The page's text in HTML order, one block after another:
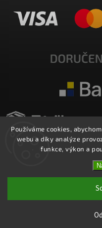
Používáme cookies,
webu a díky analýze
funkce, výkon a
E-SHOP
Upravit